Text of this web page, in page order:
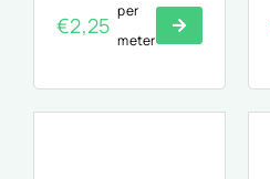
€2,25
per
meter